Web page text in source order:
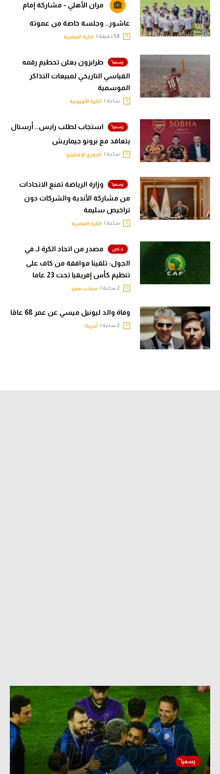
مران الأهلي - مشاركة إمام
عاشور.. وجلسة خاصة من عموتة
الكرة المصرية
طرابزون يعلن تحطيم رقمه
القياسي التاريخي لمبيعات التذاكر
الموسمية
ساعة | الكرة الأوروبية
استجاب لطلب رايس.. أرسنال
يتعاقد مع برونو جيماريش
ساعة | الدوري الإنجليزي
وزارة الرياضة تمنع الاتحادات
من مشاركة الأندية والشركات دون
تراخيص سليمة
ساعة | الكرة المصرية
مصدر من اتحاد الكرة لـ في
الجول: تلقينا موافقة من كاف على
تنظيم كأس إفريقيا تحت 23 عاما
منتخب مصر
وفاة والد ليونيل ميسي عن عمر 68 عامًا
أمريكا